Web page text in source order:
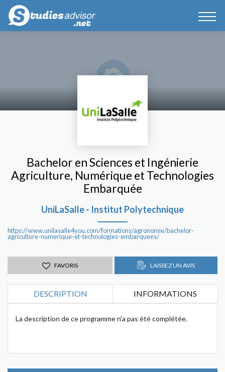
Bachelor en Sciences et Ingénierie
Agriculture, Numérique et Technologies
Embarquée
UniLaSalle - Institut Polytechnique
https://www.unilasalle4you.com/formations/agronomie/bachelor-
agriculture-numerique-et-technologies-embarquees/
FAVORIS LAISSEZ UN AVIS
DESCRIPTION INFORMATIONS
La description de ce programme n'a pas été complétée.